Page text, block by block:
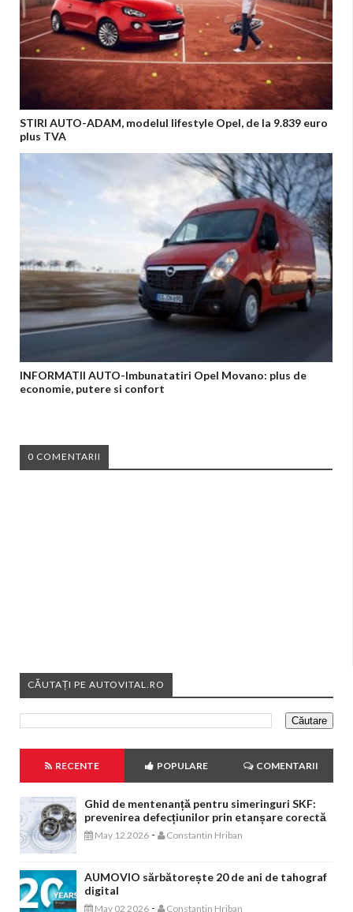
STIRI AUTO-ADAM, modelul lifestyle Opel, de la 9.839 euro
plus TVA
INFORMATII AUTO-Imbunatatiri Opel Movano: plus de
economie, putere si confort
0 COMENTARII
CĂUTAȚI PE AUTOVITAL.RO
RECENTE POPULARE COMENTARII
Ghid de mentenanță pentru simeringuri SKF:
prevenirea defecțiunilor prin etanșare corectă
May 12 2026 - Constantin Hriban
AUMOVIO sărbătorește 20 de ani de tahograf
digital
May 02 2026 - Constantin Hriban